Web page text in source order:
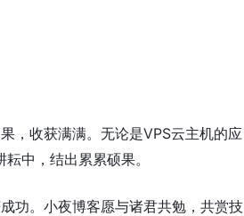
，收获满满。无论是VPS云主机的应
中，结出累累硕果。
功。小夜博客愿与诸君共勉，共赏技